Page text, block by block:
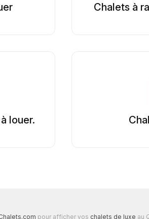
Chalets à
louer.
pour afficher vos chalets de luxe au